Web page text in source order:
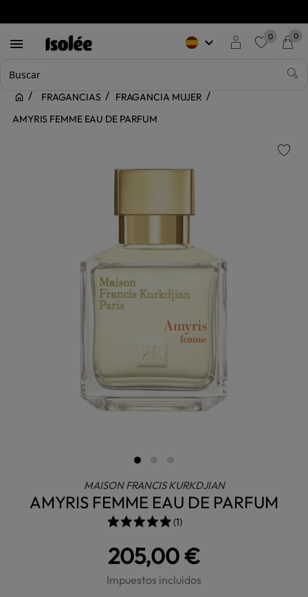
 keyboard_arrow_down 0 0
FRAGANCIAS
FRAGANCIA MUJER
AMYRIS FEMME EAU DE PARFUM
MAISON FRANCIS KURKDJIAN
AMYRIS FEMME EAU DE PARFUM
(1)
205,00 €
Impuestos incluidos